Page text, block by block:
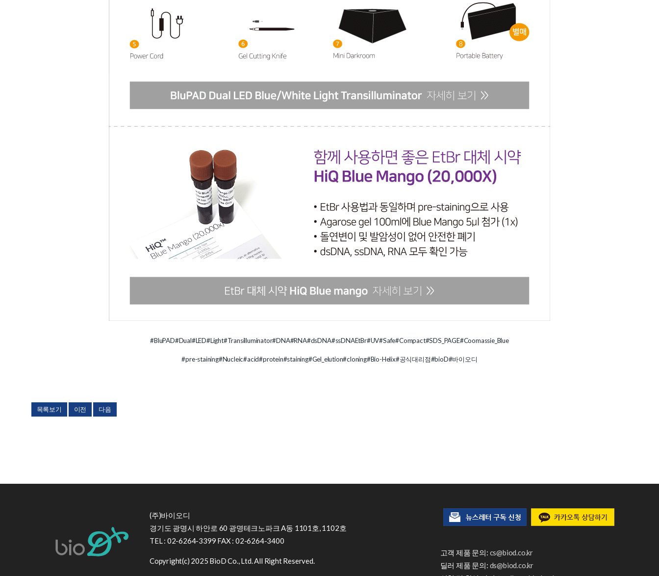
#BluPAD#Dual#LED#Light#Transilluminator#DNA#RNA#dsDNA#ssDNAEtBr#UV#Safe#Compact#SDS_PAGE#Coomassie_Blue
#pre-staining#Nucleic#acid#protein#staining#Gel_elution#cloning#Bio-Helix#공식대리점#bioD#바이오디
목록보기 이전 다음
(주)바이오디
경기도 광명시 하안로 60 광명테크노파크 A동 1101호, 1102호
TEL : 02-6264-3399 FAX : 02-6264-3400
Copyright(c) 2025 BioD Co., Ltd. All Right Reserved.
고객 제품 문의: cs@biod.co.kr
딜러 제품 문의: ds@biod.co.kr